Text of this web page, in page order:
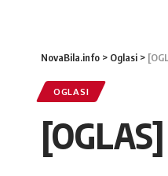
NovaBila.info > Oglasi >
OGLASI